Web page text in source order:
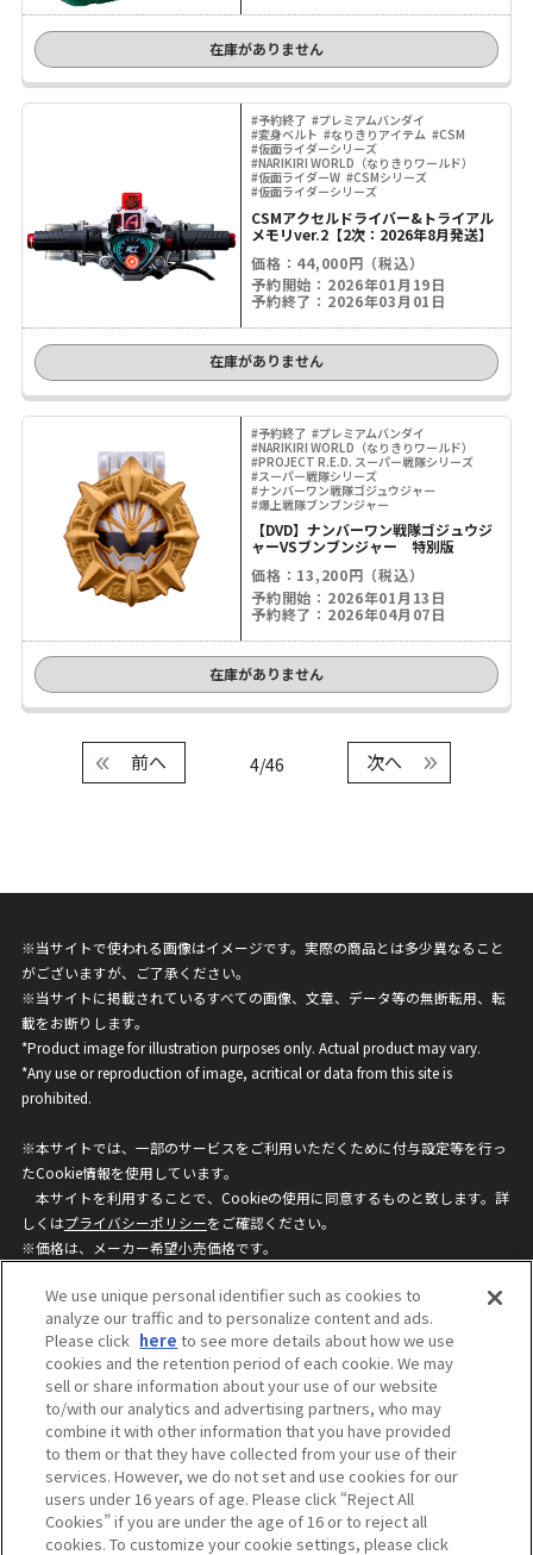
在庫がありません
#予約終了 #プレミアムバンダイ
#変身ベルト #なりきりアイテム #CSM
#仮面ライダーシリーズ
#NARIKIRI WORLD（なりきりワールド）
#仮面ライダーW #CSMシリーズ
#仮面ライダーシリーズ
CSMアクセルドライバー&トライアル
メモリver.2【2次：2026年8月発送】
価格：44,000円（税込）
予約開始：2026年01月19日
予約終了：2026年03月01日
在庫がありません
#予約終了 #プレミアムバンダイ
#NARIKIRI WORLD（なりきりワールド）
#PROJECT R.E.D. スーパー戦隊シリーズ
#スーパー戦隊シリーズ
#ナンバーワン戦隊ゴジュウジャー
#爆上戦隊ブンブンジャー
【DVD】ナンバーワン戦隊ゴジュウジ
ャーVSブンブンジャー 特別版
価格：13,200円（税込）
予約開始：2026年01月13日
予約終了：2026年04月07日
在庫がありません
4/46
前へ 次へ
※当サイトで使われる画像はイメージです。実際の商品とは多少異なること
がございますが、ご了承ください。
※当サイトに掲載されているすべての画像、文章、データ等の無断転用、転
載をお断りします。
*Product image for illustration purposes only. Actual product may vary.
*Any use or reproduction of image, acritical or data from this site is
prohibited.
※本サイトでは、一部のサービスをご利用いただくために付与設定等を行っ
たCookie情報を使用しています。
本サイトを利用することで、Cookieの使用に同意するものと致します。詳
しくはプライバシーポリシーをご確認ください。
※価格は、メーカー希望小売価格です。
ざいますのでご了承ください。
privacypolicy
Do Not Sell or Share My
Personal Information
ウェブサイトご利用条件
ソーシャルメディアポリシー
個人情報保護方針
お問い合わせ
©BANDAI
We use unique personal identifier such as cookies to
analyze our traffic and to personalize content and ads.
Please click here to see more details about how we use
cookies and the retention period of each cookie. We may
sell or share information about your use of our website
to/with our analytics and advertising partners, who may
combine it with other information that you have provided
to them or that they have collected from your use of their
services. However, we do not set and use cookies for our
users under 16 years of age. Please click “Reject All
Cookies” if you are under the age of 16 or to reject all
cookies. To customize your cookie settings, please click